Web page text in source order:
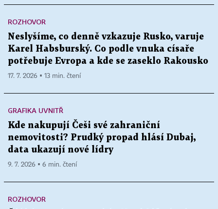
ROZHOVOR
Neslyšíme, co denně vzkazuje Rusko, varuje
Karel Habsburský. Co podle vnuka císaře
potřebuje Evropa a kde se zaseklo Rakousko
17. 7. 2026 ▪ 13 min. čtení
GRAFIKA UVNITŘ
Kde nakupují Češi své zahraniční
nemovitosti? Prudký propad hlásí Dubaj,
data ukazují nové lídry
9. 7. 2026 ▪ 6 min. čtení
ROZHOVOR